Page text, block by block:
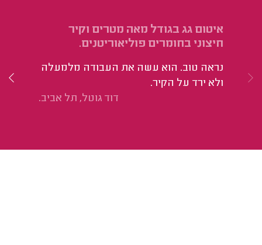
איטום גג בגודל מאה מטרים וקיר
חיצוני בחומרים פוליאוריטנים.
נראה טוב. הוא עשה את העבודה מלמעלה
ולא ירד על הקיר.
דוד גוטל, תל אביב.